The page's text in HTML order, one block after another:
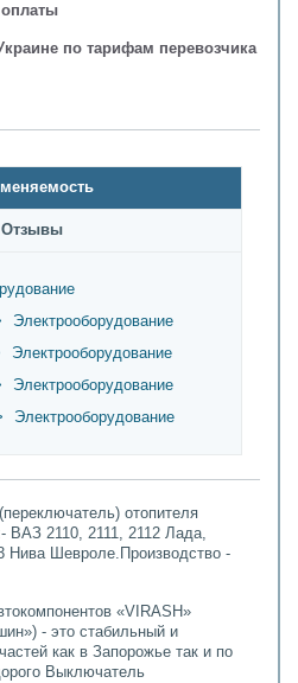
по тарифам перевозчика
Oтзывы
Электрооборудование
Электрооборудование
Электрооборудование
Электрооборудование
отопителя
ВАЗ 2110, 2111, 2112 Лада,
Нива Шевроле.Производство -
«VIRASH»
- это стабильный и
как в Запорожье так и по
Выключатель